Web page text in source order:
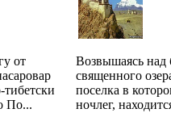
от
По...
Возвышаясь над
священного
поселка в
ночлег,